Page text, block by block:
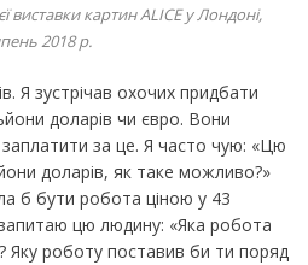
виставки картин ALICE у Лондоні,
2018 р.
Я зустрічав охочих придбати
доларів чи євро. Вони
за це. Я часто чую: «Цю
доларів, як таке можливо?»
б бути робота ціною у 43
цю людину: «Яка робота
Яку роботу поставив би ти поряд